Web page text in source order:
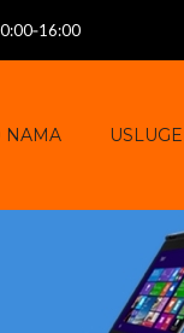
NAMA USLUGE